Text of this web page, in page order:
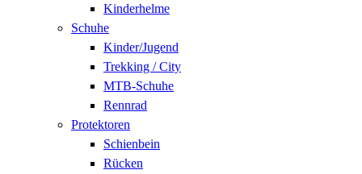
Kinderhelme
Schuhe
Kinder/Jugend
Trekking / City
MTB-Schuhe
Rennrad
Protektoren
Schienbein
Rücken